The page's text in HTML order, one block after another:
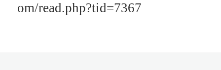
om/read.php?tid=7367